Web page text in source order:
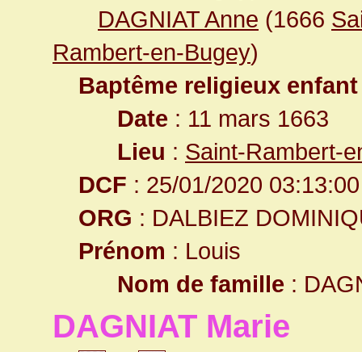
DAGNIAT Anne (1666
Rambert-en-Bugey)
Baptême religieux enfant
Date : 11 mars 1663
Lieu : Saint-Rambert-
DCF : 25/01/2020 03:13:00
ORG : DALBIEZ
Prénom : Louis
Nom de famille :
DAGNIAT Marie